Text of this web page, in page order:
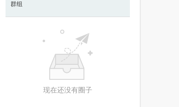
群组
现在还没有圈子